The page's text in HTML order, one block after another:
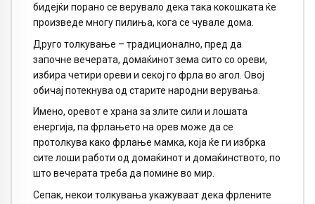
бидејќи порано се верувало дека така кокошката ќе
произведе многу пилиња, кога се чувале дома.
Друго толкување – традиционално, пред да
започне вечерата, домаќинот зема сито со ореви,
избира четири ореви и секој го фрла во агол. Овој
обичај потекнува од старите народни верувања.
Имено, оревот е храна за злите сили и лошата
енергија, па фрлањето на орев може да се
протолкува како фрлање мамка, која ќе ги избрка
сите лоши работи од домаќинот и домаќинството, по
што вечерата треба да помине во мир.
Сепак, некои толкувања укажуваат дека фрлените